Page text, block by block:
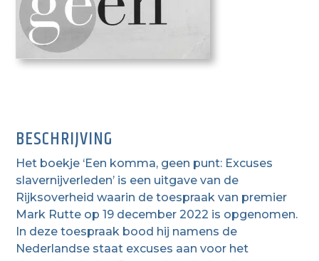
BESCHRIJVING
Het boekje ‘Een komma, geen punt: Excuses
slavernijverleden’ is een uitgave van de
Rijksoverheid waarin de toespraak van premier
Mark Rutte op 19 december 2022 is opgenomen.
In deze toespraak bood hij namens de
Nederlandse staat excuses aan voor het